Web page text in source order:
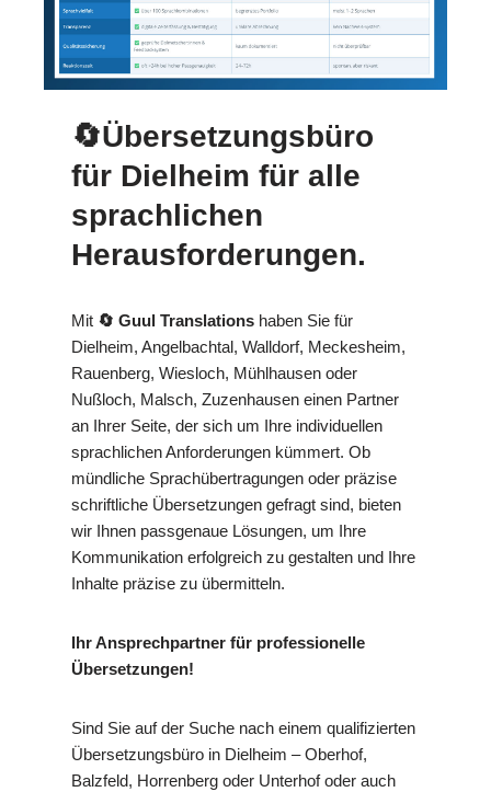
🔄Übersetzungsbüro
für Dielheim für alle
sprachlichen
Herausforderungen.
Mit 🔄 Guul Translations haben Sie für
Dielheim, Angelbachtal, Walldorf, Meckesheim,
Rauenberg, Wiesloch, Mühlhausen oder
Nußloch, Malsch, Zuzenhausen einen Partner
an Ihrer Seite, der sich um Ihre individuellen
sprachlichen Anforderungen kümmert. Ob
mündliche Sprachübertragungen oder präzise
schriftliche Übersetzungen gefragt sind, bieten
wir Ihnen passgenaue Lösungen, um Ihre
Kommunikation erfolgreich zu gestalten und Ihre
Inhalte präzise zu übermitteln.
Ihr Ansprechpartner für professionelle
Übersetzungen!
Sind Sie auf der Suche nach einem qualifizierten
Übersetzungsbüro in Dielheim – Oberhof,
Balzfeld, Horrenberg oder Unterhof oder auch